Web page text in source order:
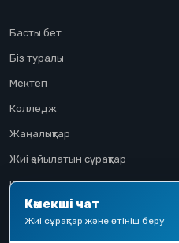
Басты бет
Біз туралы
Мектеп
Колледж
Жаңалықтар
Жиі қойылатын сұрақтар
Конкурстық іріктеу
Үміткер жолы
Көмекші чат
Жиі сұрақтар және өтініш беру